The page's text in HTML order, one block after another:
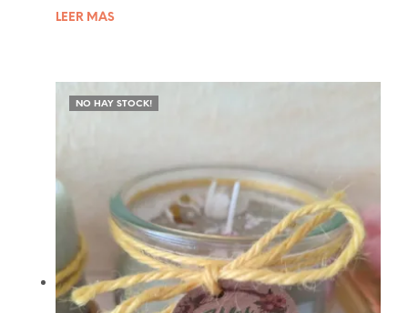
LEER MÁS
NO HAY STOCK!